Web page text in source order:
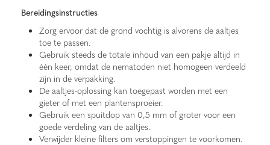
Bereidingsinstructies
Zorg ervoor dat de grond vochtig is alvorens de aaltjes
toe te passen.
Gebruik steeds de totale inhoud van een pakje altijd in
één keer, omdat de nematoden niet homogeen verdeeld
zijn in de verpakking.
De aaltjes-oplossing kan toegepast worden met een
gieter of met een plantensproeier.
Gebruik een spuitdop van 0,5 mm of groter voor een
goede verdeling van de aaltjes.
Verwijder kleine filters om verstoppingen te voorkomen.